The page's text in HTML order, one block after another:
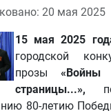
о материале
20 мая 2025
15 мая 2025
городской
прозы «Войны
страницы...»,
80-летию